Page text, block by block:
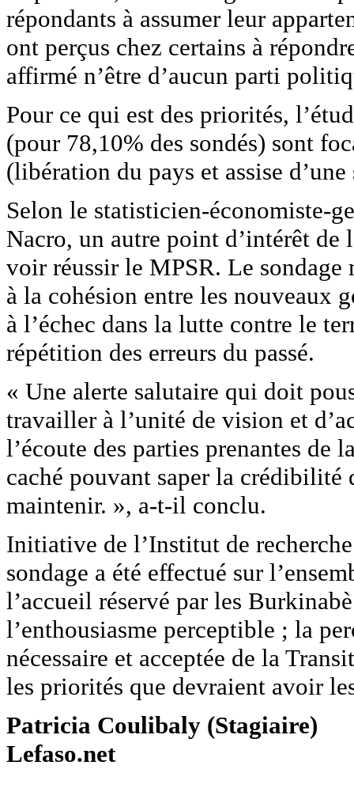
répondants à assumer leur
ont perçus chez certains à
affirmé n’être d’aucun parti
Pour ce qui est des priorités,
(pour 78,10% des sondés) sont
(libération du pays et assise
Selon le statisticien-économiste-
Nacro, un autre point d’intérêt de
voir réussir le MPSR. Le sondage
à la cohésion entre les nouveaux
à l’échec dans la lutte contre le
répétition des erreurs du passé.
« Une alerte salutaire qui doit
travailler à l’unité de vision et
l’écoute des parties prenantes
caché pouvant saper la
maintenir. », a-t-il conclu.
Initiative de l’Institut de
sondage a été effectué sur
l’accueil réservé par les
l’enthousiasme perceptible ; la
nécessaire et acceptée de la
les priorités que devraient avoir
Patricia Coulibaly (Stagiaire)
Lefaso.net